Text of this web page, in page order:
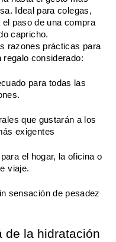
Ideal para colegas,
paso de una compra
capricho.
razones prácticas para
considerado:
para todas las
que gustarán a los
exigentes
el hogar, la oficina o
viaje.
sensación de pesadez
de la hidratación